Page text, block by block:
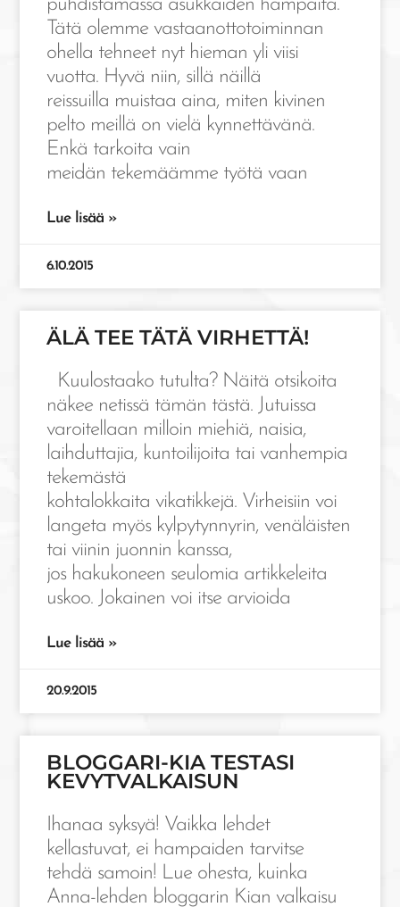
puhdistamassa asukkaiden hampaita.
Tätä olemme vastaanottotoiminnan
ohella tehneet nyt hieman yli viisi
vuotta. Hyvä niin, sillä näillä
reissuilla muistaa aina, miten kivinen
pelto meillä on vielä kynnettävänä.
Enkä tarkoita vain
meidän tekemäämme työtä vaan
Lue lisää »
6.10.2015
ÄLÄ TEE TÄTÄ VIRHETTÄ!
Kuulostaako tutulta? Näitä otsikoita
näkee netissä tämän tästä. Jutuissa
varoitellaan milloin miehiä, naisia,
laihduttajia, kuntoilijoita tai vanhempia
tekemästä
kohtalokkaita vikatikkejä. Virheisiin voi
langeta myös kylpytynnyrin, venäläisten
tai viinin juonnin kanssa,
jos hakukoneen seulomia artikkeleita
uskoo. Jokainen voi itse arvioida
Lue lisää »
20.9.2015
BLOGGARI-KIA TESTASI
KEVYTVALKAISUN
Ihanaa syksyä! Vaikka lehdet
kellastuvat, ei hampaiden tarvitse
tehdä samoin! Lue ohesta, kuinka
Anna-lehden bloggarin Kian valkaisu